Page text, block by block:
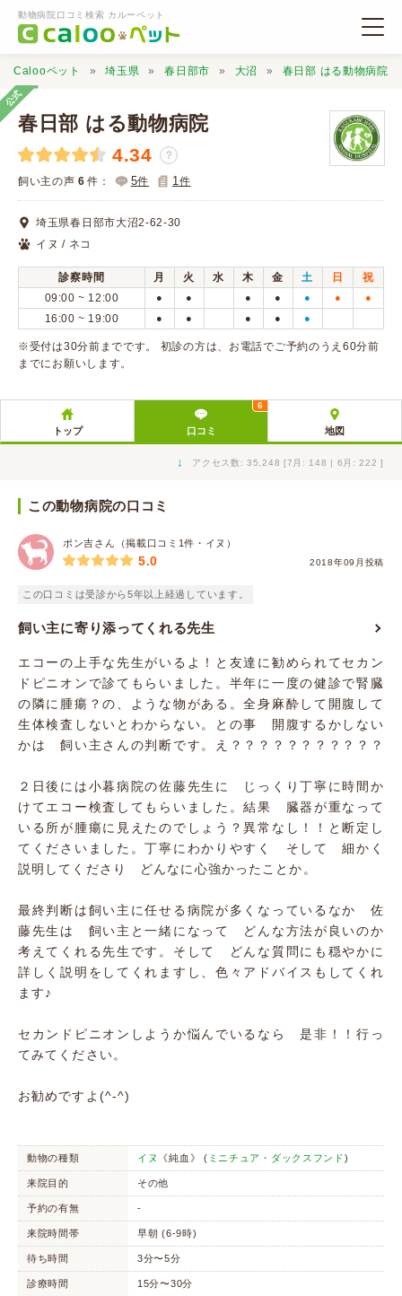
動物病院口コミ検索 カルーペット
動物病院検索
口コミ検索
Calooペットとは？
口コミ投稿
Calooペット 埼玉県 春日部市 大沼 春日部 はる動物病院
公式
春日部 はる動物病院
4.34 ？
飼い主の声 6 件： 5件 1件
埼玉県春日部市大沼2-62-30
イヌ / ネコ
診察時間 月 火 水 木 金 土 日
祝
09:00 ~ 12:00
● ● ● ● ● ● ●
16:00 ~ 19:00 ● ● ● ● ●
※受付は30分前までです。 初診の方は、お電話でご予約のうえ60分前
までにお願いします。
トップ 口コミ
6
地図
↓ アクセス数: 35,248 [7月: 148 | 6月: 222 ]
この動物病院の口コミ
ポン吉さん（掲載口コミ1件・イヌ）
2018年09月投稿
5.0
この口コミは受診から5年以上経過しています。
飼い主に寄り添ってくれる先生
エコーの上手な先生がいるよ！と友達に勧められてセカン
ドピニオンで診てもらいました。半年に一度の健診で腎臓
の隣に腫瘍？の、ような物がある。全身麻酔して開腹して
生体検査しないとわからない。との事 開腹するかしない
かは 飼い主さんの判断です。え？？？？？？？？？？？
２日後には小暮病院の佐藤先生に じっくり丁寧に時間か
けてエコー検査してもらいました。結果 臓器が重なって
いる所が腫瘍に見えたのでしょう？異常なし！！と断定し
てくださいました。丁寧にわかりやすく そして 細かく
説明してくださり どんなに心強かったことか。
最終判断は飼い主に任せる病院が多くなっているなか 佐
藤先生は 飼い主と一緒になって どんな方法が良いのか
考えてくれる先生です。そして どんな質問にも穏やかに
詳しく説明をしてくれますし、色々アドバイスもしてくれ
ます♪
セカンドピニオンしようか悩んでいるなら 是非！！行っ
てみてください。
お勧めですよ(^-^)
動物の種類 イヌ 《純血》 ( ミニチュア・ダックスフンド)
来院目的 その他
予約の有無 -
来院時間帯 早朝 (6-9時)
待ち時間 3分〜5分
診療時間 15分〜30分